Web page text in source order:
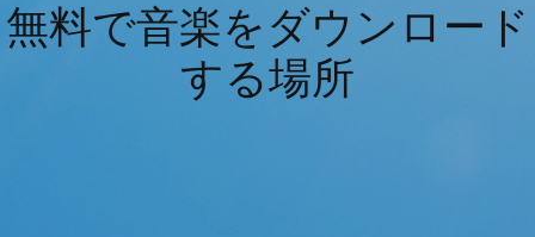
無料で音楽をダウンロード
する場所